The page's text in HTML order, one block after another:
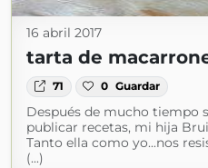
16 abril 2017
tarta de
71 0 Guardar
Después de mucho tiempo
publicar recetas, mi hija
Tanto ella como yo...nos
(...)